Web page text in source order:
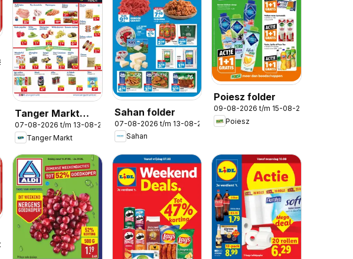
Tanger Markt
folder
07-08-2026 t/m 13-08-2026
Tanger Markt
Sahan folder
07-08-2026 t/m 13-08-2026
Sahan
Poiesz folder
09-08-2026 t/m 15-08-2026
Poiesz